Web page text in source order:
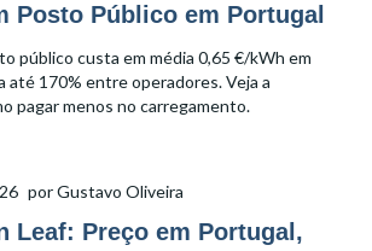
Posto Público em Portugal
público custa em média 0,65 €/kWh em
até 170% entre operadores. Veja a
pagar menos no carregamento.
porGustavo Oliveira
Leaf: Preço em Portugal,